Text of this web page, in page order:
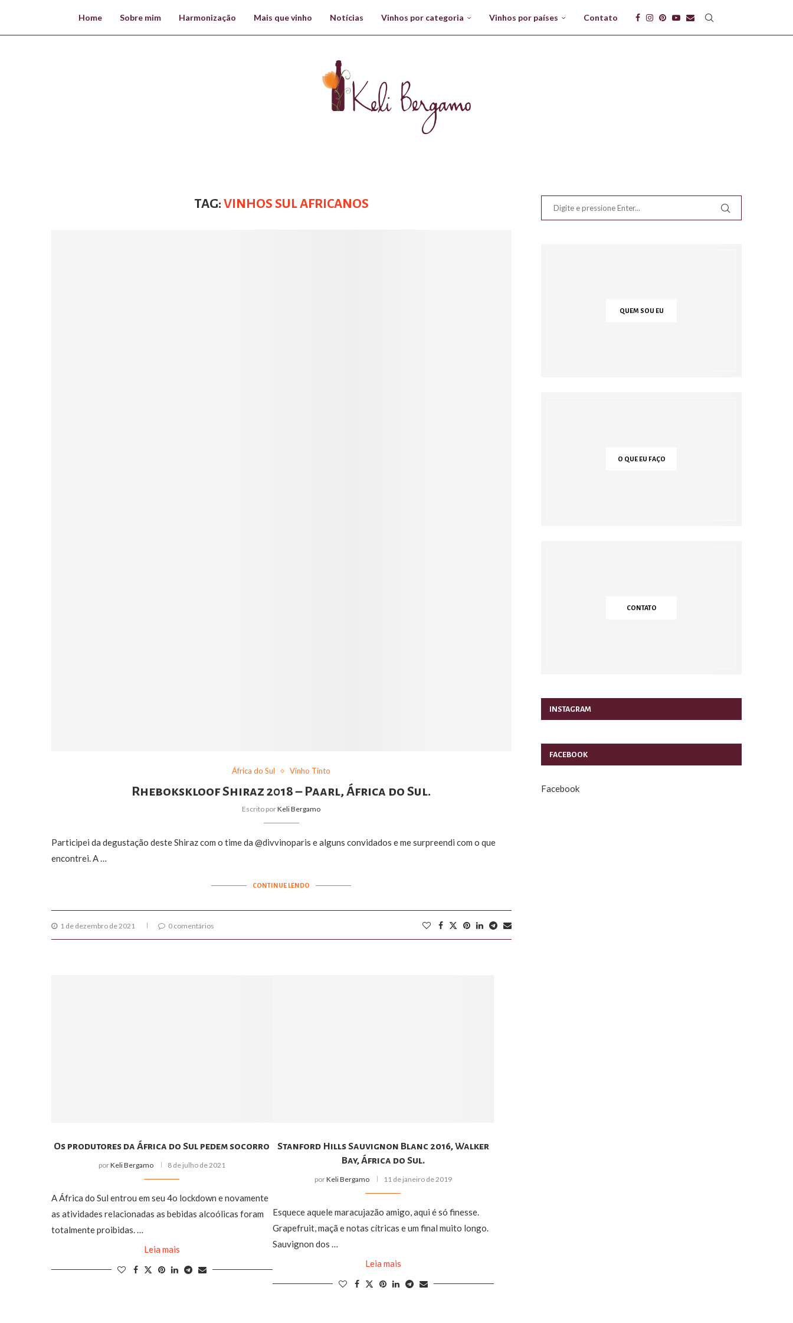
Home Sobre mim Harmonização Mais que vinho Notícias Vinhos por categoria Vinhos por países Contato
TAG: VINHOS SUL AFRICANOS
África do Sul Vinho Tinto
Rhebokskloof Shiraz 2018 – Paarl, África do Sul.
Escrito porKeli Bergamo
Participei da degustação deste Shiraz com o time da @divvinoparis e alguns convidados e me surpreendi com o que
encontrei. A …
CONTINUE LENDO
1 de dezembro de 2021 0 comentários
Os produtores da África do Sul pedem socorro
porKeli Bergamo 8 de julho de 2021
A África do Sul entrou em seu 4o lockdown e novamente
as atividades relacionadas as bebidas alcoólicas foram
totalmente proibidas. …
Leia mais
Stanford Hills Sauvignon Blanc 2016, Walker
Bay, África do Sul.
porKeli Bergamo 11 de janeiro de 2019
Esquece aquele maracujazão amigo, aqui é só finesse.
Grapefruit, maçã e notas cítricas e um final muito longo.
Sauvignon dos …
Leia mais
QUEM SOU EU
O QUE EU FAÇO
CONTATO
INSTAGRAM
FACEBOOK
Facebook